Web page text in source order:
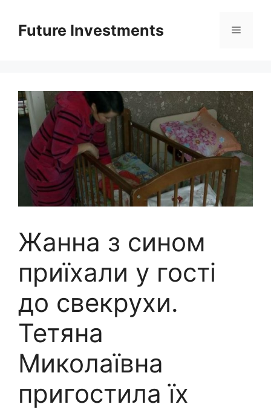
вмістуFuture Investments Меню
Жанна з сином
приїхали у гості
до свекрухи.
Тетяна
Миколаївна
пригостила їх